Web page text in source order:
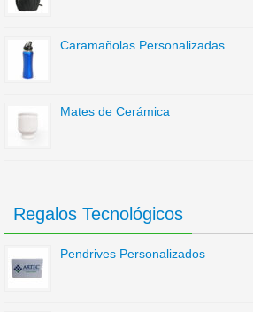
Caramañolas Personalizadas
Mates de Cerámica
Regalos Tecnológicos
Pendrives Personalizados